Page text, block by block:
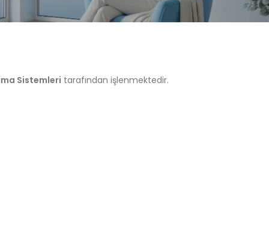
Sistemleri tarafından işlenmektedir.